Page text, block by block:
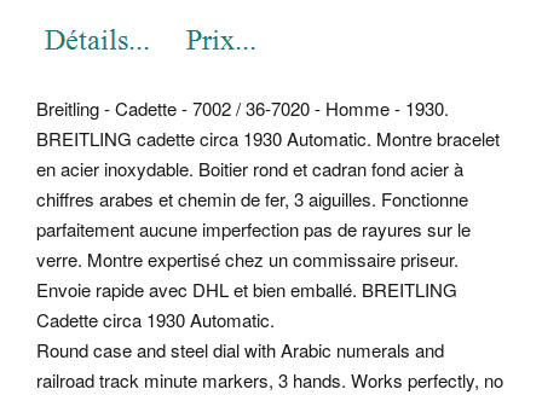
Breitling - Cadette - 7002 / 36-7020 - Homme - 1930.
BREITLING cadette circa 1930 Automatic. Montre bracelet
en acier inoxydable. Boitier rond et cadran fond acier à
chiffres arabes et chemin de fer, 3 aiguilles. Fonctionne
parfaitement aucune imperfection pas de rayures sur le
verre. Montre expertisé chez un commissaire priseur.
Envoie rapide avec DHL et bien emballé. BREITLING
Cadette circa 1930 Automatic.
Round case and steel dial with Arabic numerals and
railroad track minute markers, 3 hands. Works perfectly, no